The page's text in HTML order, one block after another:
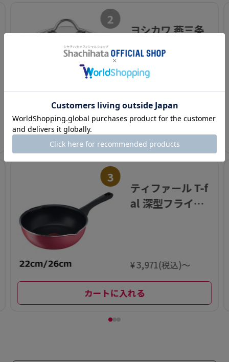
2
ヨシカワ 燕三条
応 煮込み 鍋 14c
m 日本製
¥ 3,817(税込)～
カートに入れる
3
ティファール T-f
al 深型フライパ
¥ 3,971(税込)～
カートに入れる